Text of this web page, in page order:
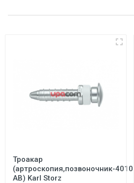
Троакар
(артроскопия,позвоночник-40103
АВ) Karl Storz